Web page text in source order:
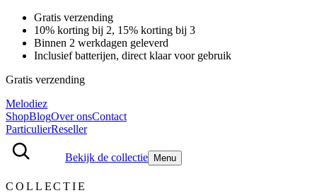
Gratis verzending
10% korting bij 2, 15% korting bij 3
Binnen 2 werkdagen geleverd
Inclusief batterijen, direct klaar voor gebruik
Gratis verzending
Melodiez
ShopBlogOver onsContact
ParticulierReseller
Bekijk de collectie Menu
COLLECTIE